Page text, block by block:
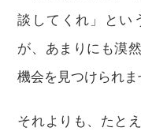
談してくれ」とい
が、あまりにも漠
機会を見つけられま
それよりも、たと